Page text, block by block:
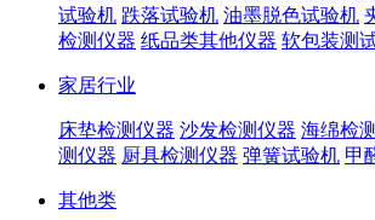
试验机 跌落试验机 油墨脱色试验机
检测仪器 纸品类其他仪器 软包装测
家居行业
床垫检测仪器 沙发检测仪器 海绵检
测仪器 厨具检测仪器 弹簧试验机 甲
其他类